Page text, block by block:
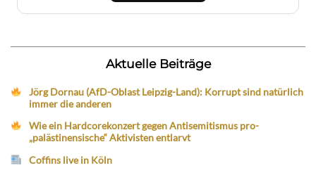
Aktuelle Beiträge
Jörg Dornau (AfD-Oblast Leipzig-Land): Korrupt sind natürlich
immer die anderen
Wie ein Hardcorekonzert gegen Antisemitismus pro-
„palästinensische“ Aktivisten entlarvt
Coffins live in Köln